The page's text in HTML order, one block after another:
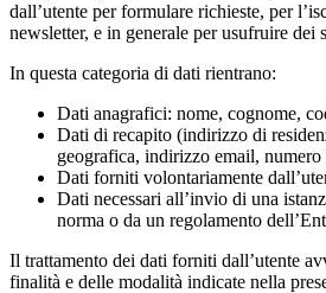
dall’utente per formulare richieste, per
newsletter, e in generale per usufruire dei
In questa categoria di dati rientrano:
Dati anagrafici: nome, cognome,
Dati di recapito (indirizzo di
geografica, indirizzo email,
Dati forniti volontariamente
Dati necessari all’invio di una
norma o da un regolamento
Il trattamento dei dati forniti dall’utente
finalità e delle modalità indicate nella